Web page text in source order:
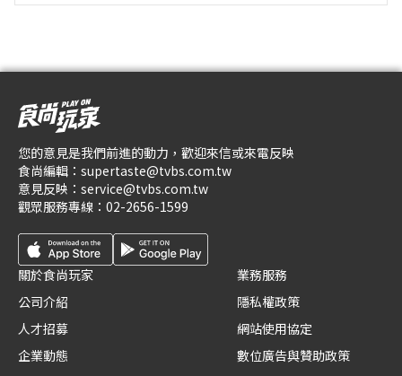
您的意見是我們前進的動力，歡迎來信或來電反映
食尚編輯： supertaste@tvbs.com.tw
意見反映： service@tvbs.com.tw
觀眾服務專線： 02-2656-1599
關於食尚玩家
公司介紹
人才招募
企業動態
業務服務
隱私權政策
網站使用協定
數位廣告與贊助政策